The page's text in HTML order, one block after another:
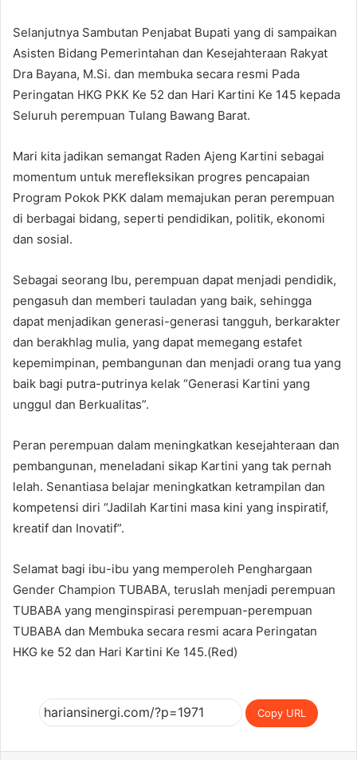
Selanjutnya Sambutan Penjabat Bupati yang di sampaikan
Asisten Bidang Pemerintahan dan Kesejahteraan Rakyat
Dra Bayana, M.Si. dan membuka secara resmi Pada
Peringatan HKG PKK Ke 52 dan Hari Kartini Ke 145 kepada
Seluruh perempuan Tulang Bawang Barat.
Mari kita jadikan semangat Raden Ajeng Kartini sebagai
momentum untuk merefleksikan progres pencapaian
Program Pokok PKK dalam memajukan peran perempuan
di berbagai bidang, seperti pendidikan, politik, ekonomi
dan sosial.
Sebagai seorang Ibu, perempuan dapat menjadi pendidik,
pengasuh dan memberi tauladan yang baik, sehingga
dapat menjadikan generasi-generasi tangguh, berkarakter
dan berakhlag mulia, yang dapat memegang estafet
kepemimpinan, pembangunan dan menjadi orang tua yang
baik bagi putra-putrinya kelak “Generasi Kartini yang
unggul dan Berkualitas”.
Peran perempuan dalam meningkatkan kesejahteraan dan
pembangunan, meneladani sikap Kartini yang tak pernah
lelah. Senantiasa belajar meningkatkan ketrampilan dan
kompetensi diri “Jadilah Kartini masa kini yang inspiratif,
kreatif dan Inovatif”.
Selamat bagi ibu-ibu yang memperoleh Penghargaan
Gender Champion TUBABA, teruslah menjadi perempuan
TUBABA yang menginspirasi perempuan-perempuan
TUBABA dan Membuka secara resmi acara Peringatan
HKG ke 52 dan Hari Kartini Ke 145.(Red)
Copy URL